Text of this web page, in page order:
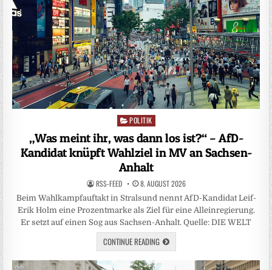
Posted
POLITIK
„Was meint ihr, was dann los ist?“ – AfD-
Kandidat knüpft Wahlziel in MV an Sachsen-
Anhalt
RSS-FEED 8. AUGUST 2026
Beim Wahlkampfauftakt in Stralsund nennt AfD-Kandidat Leif-
Erik Holm eine Prozentmarke als Ziel für eine Alleinregierung.
Er setzt auf einen Sog aus Sachsen-Anhalt. Quelle: DIE WELT
CONTINUE READING